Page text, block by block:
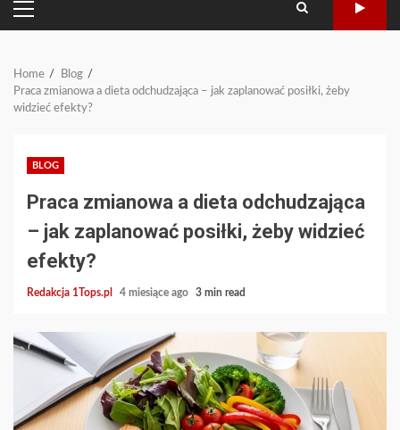
PRIMARY
MENU
Home
Blog
Praca zmianowa a dieta odchudzająca – jak zaplanować posiłki, żeby
widzieć efekty?
BLOG
Praca zmianowa a dieta odchudzająca
– jak zaplanować posiłki, żeby widzieć
efekty?
Redakcja 1Tops.pl 4 miesiące ago 3 min read